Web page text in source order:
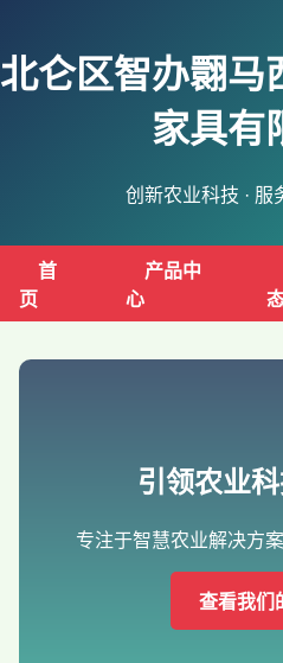
北仑区智办翾马
家具有
创新农业科技 · 服
首
页
产品中
心
引领农业
专注于智慧农业解决方
查看我们